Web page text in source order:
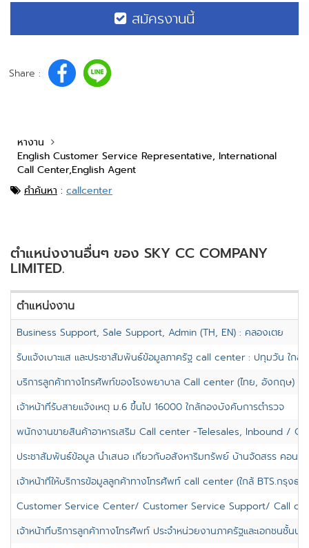
สมัครงานนี้
Share :
หางาน
English Customer Service Representative, International
Call Center,English Agent
คำค้นหา : callcenter
ตำแหน่งงานอื่นๆ ของ SKY CC COMPANY
LIMITED.
ตำแหน่งงาน
Business Support, Sale Support, Admin (TH, EN) : คลองเตย
รับแจ้งเบาะแส และประชาสัมพันธ์ข้อมูลภาครัฐ call center : ปทุมวัน ใกล้
บริการลูกค้าทางโทรศัพท์ของโรงพยาบาล Call center (ไทย, อังกฤษ) :
เจ้าหน้าที่รับสายแจ้งเหตุ ม.6 ขึ้นไป 16000 ใกล้กองบังคับการตำรวจ
พนักงานขายสินค้าอาหารเสริม Call center -Telesales, Inbound /
ประชาสัมพันธ์ข้อมูล นำเสนอ เกี่ยวกับอสังหาริมทรัพย์ บ้านจัดสรร คอน
เจ้าหน้าที่ให้บริการข้อมูลลูกค้าทางโทรศัพท์ call center (ใกล้ BTS.กรุงธน
Customer Service Center/ Customer Service Support/ Call
เจ้าหน้าที่บริการลูกค้าทางโทรศัพท์ ประจำหน่วยงานภาครัฐและเอกชนชั้นน